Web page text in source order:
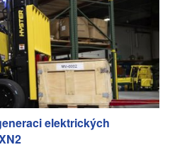
elektrických